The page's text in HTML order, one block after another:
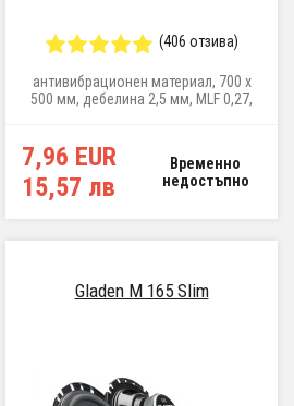
(406 отзива)
антивибрационен материал, 700 x
500 мм, дебелина 2,5 мм, MLF 0,27,
7,96 EUR
15,57 лв
Временно
недостъпно
Gladen M 165 Slim